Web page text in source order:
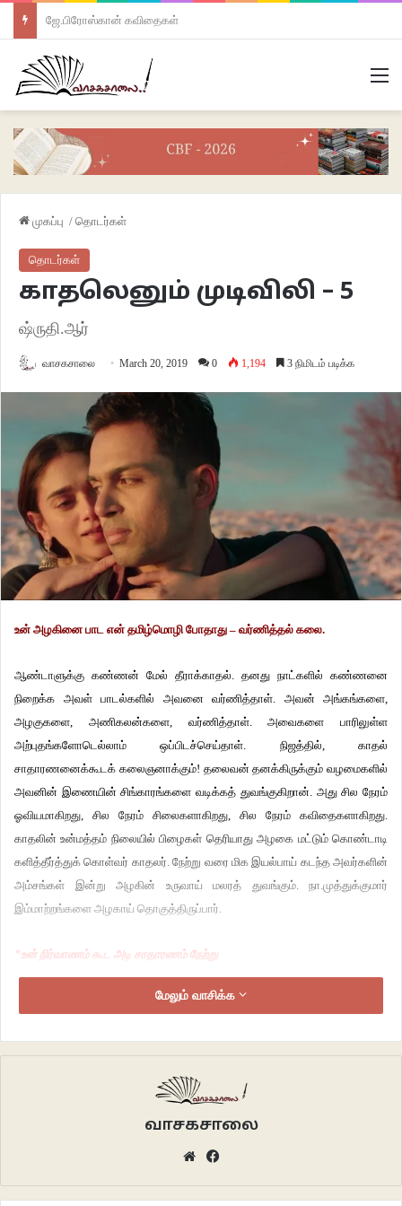
ஜே.பிரோஸ்கான் கவிதைகள்
முகப்பு / தொடர்கள்
தொடர்கள்
காதலெனும் முடிவிலி – 5
ஷ்ருதி.ஆர்
வாசகசாலை March 20, 2019 0 1,194 3 நிமிடம் படிக்க
உன் அழகினை பாட என் தமிழ்மொழி போதாது – வர்ணித்தல் கலை.
ஆண்டாளுக்கு கண்ணன் மேல் தீராக்காதல். தனது நாட்களில் கண்ணனை
நிறைக்க அவள் பாடல்களில் அவனை வர்ணித்தாள். அவன் அங்கங்களை,
அழகுகளை, அணிகலன்களை, வர்ணித்தாள். அவைகளை பாரிலுள்ள
அற்புதங்களோடெல்லாம் ஒப்பிடச்செய்தாள். நிஜத்தில், காதல்
சாதாரணனைக்கூடக் கலைஞனாக்கும்! தலைவன் தனக்கிருக்கும் வழமைகளில்
அவனின் இணையின் சிங்காரங்களை வடிக்கத் துவங்குகிறான். அது சில நேரம்
ஓவியமாகிறது, சில நேரம் சிலைகளாகிறது, சில நேரம் கவிதைகளாகிறது.
காதலின் உன்மத்தம் நிலையில் பிழைகள் தெரியாது அழகை மட்டும் கொண்டாடி
களித்தீர்த்துக் கொள்வர் காதலர். நேற்று வரை மிக இயல்பாய் கடந்த அவர்களின்
அம்சங்கள் இன்று அழகின் உருவாய் மலரத் துவங்கும். நா.முத்துக்குமார்
இம்மாற்றங்களை அழகாய் தொகுத்திருப்பார்.
”உன் நிர்வாணம் கூட அடி சாதாரணம் நேற்று
உன் காலக்கெண்டையின் மென்மை அது தீ மூட்டுதே இன்று”
(வயதே வாவா – துள்ளுவதோ இளமை )
புகழ்பெற்ற உளவியலாளர் சிக்மண்ட் ஃப்ராய்ட் (Sigmund Freud) இவ்வித
அவைகளைக் கொண்டாடுதல், ஆராதித்தால். சிக்மண்ட் கூற்றுப்படி
அங்கங்களை வர்ணிப்பதில் பெண்களை விடவும் ஆண்களுக்கு அதிகம் பிடித்தம்.
மேலும் வாசிக்க
வாசகசாலை
Website